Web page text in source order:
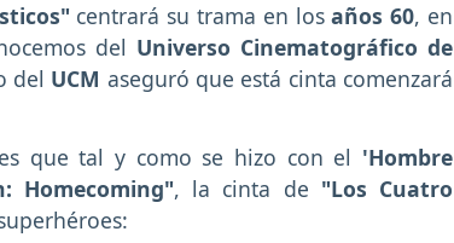
centrará su trama en losaños 60, en
del Universo Cinematográfico de
del UCM aseguró que está cinta comenzará
que tal y como se hizo con el 'Hombre
Homecoming", la cinta de "Los Cuatro